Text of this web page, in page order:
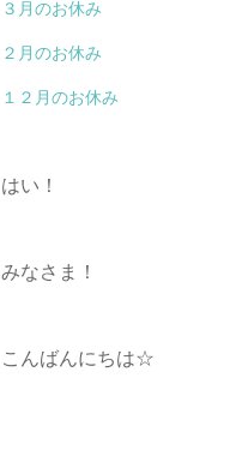
３月のお休み
２月のお休み
１２月のお休み
はい！
みなさま！
こんばんにちは☆